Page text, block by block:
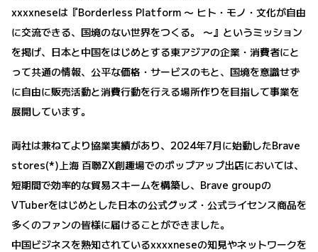
xxxxneseは『Borderless Platform 〜 ヒト・モノ・文化が自由
に交流できる、国境のない世界をつくる。 〜』というミッション
を掲げ、日本と中国をはじめとする東アジアの企業・消費者にと
って共通の情報、公平な価格・サービスのもと、国境を意識せず
に自由に販売活動と消費行動を行える場所作りを目指して事業を
展開しています。
両社は兼ねてより協業実績があり、2024年7月に始動したBrave
stores(*)上海 百聯ZX創趣場でのポップアップ出店においては、
短期間で効率的な貿易スキームを構築し、Brave groupの
VTuberをはじめとした日本の公式グッズ・公式ライセンス商品を
多くのファンの皆様に届けることができました。
中国ビジネスを熟知されているxxxxneseの知見やネットワークを